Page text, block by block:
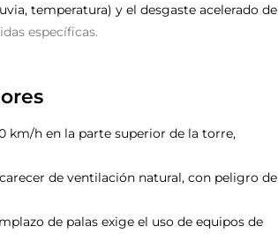
temperatura) y el desgaste acelerado de
específicas.
km/h en la parte superior de la torre,
de ventilación natural, con peligro de
de palas exige el uso de equipos de